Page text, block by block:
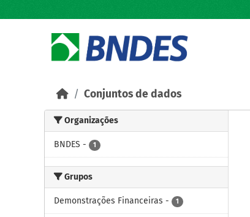
Conjuntos de dados
Organizações
BNDES - 1
Grupos
Demonstrações Financeiras - 1